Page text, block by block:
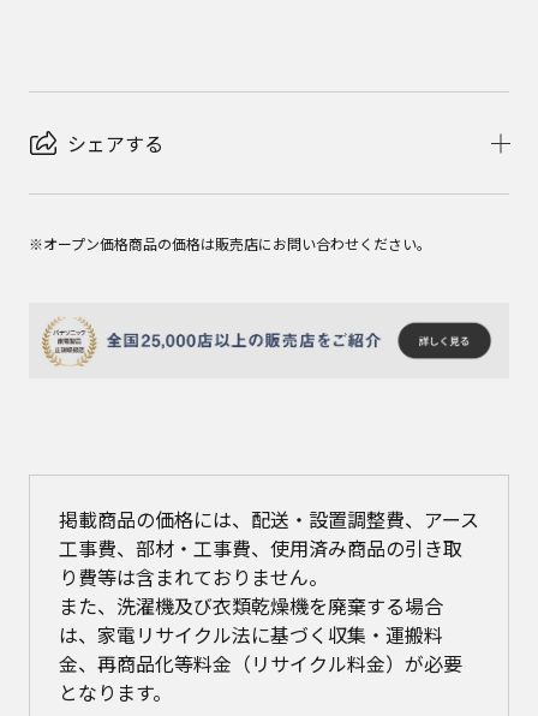
シェアする
※オープン価格商品の価格は販売店にお問い合わせください。
掲載商品の価格には、配送・設置調整費、アース
工事費、部材・工事費、使用済み商品の引き取
り費等は含まれておりません。
また、洗濯機及び衣類乾燥機を廃棄する場合
は、家電リサイクル法に基づく収集・運搬料
金、再商品化等料金（リサイクル料金）が必要
となります。